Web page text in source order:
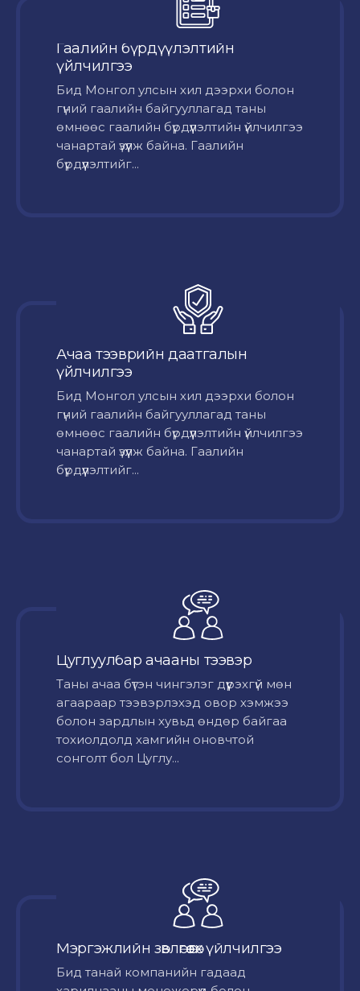
Гаалийн бүрдүүлэлтийн
үйлчилгээ
Бид Монгол улсын хил дээрхи болон
гүний гаалийн байгууллагад таны
өмнөөс гаалийн бүрдүүлэлтийн үйлчилгээ
чанартай үзүүлж байна. Гаалийн
бүрдүүлэлтийг...
Ачаа тээврийн даатгалын
үйлчилгээ
Бид Монгол улсын хил дээрхи болон
гүний гаалийн байгууллагад таны
өмнөөс гаалийн бүрдүүлэлтийн үйлчилгээ
чанартай үзүүлж байна. Гаалийн
бүрдүүлэлтийг...
Цуглуулбар ачааны тээвэр
Таны ачаа бүтэн чингэлэг дүүрэхгүй мөн
агаараар тээвэрлэхэд овор хэмжээ
болон зардлын хувьд өндөр байгаа
тохиолдолд хамгийн оновчтой
сонголт бол Цуглу...
Мэргэжлийн зөвлөгөө өгөх үйлчилгээ
Бид танай компанийн гадаад